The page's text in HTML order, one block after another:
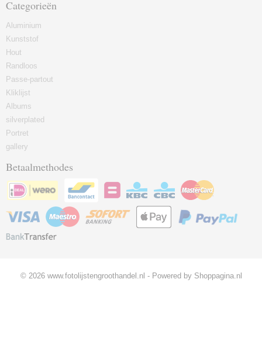
Categorieën
Aluminium
Kunststof
Hout
Randloos
Passe-partout
Kliklijst
Albums
silverplated
Portret
gallery
Betaalmethodes
© 2026 www.fotolijstengroothandel.nl - Powered by Shoppagina.nl